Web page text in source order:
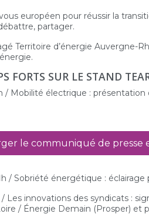
européen pour réussir la
partager.
Territoire d’énergie Auvergne-
FORTS SUR LE STAND
/ Mobilité électrique :
le communiqué de presse
/ Sobriété énergétique :
/ Les innovations des syndicats :
/ Énergie Demain (Prosper) et